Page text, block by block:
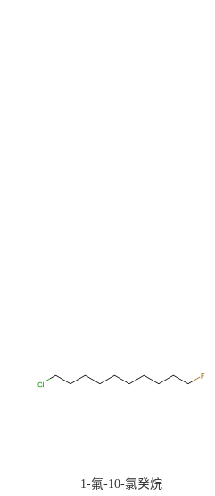
1-氟-10-氯癸烷